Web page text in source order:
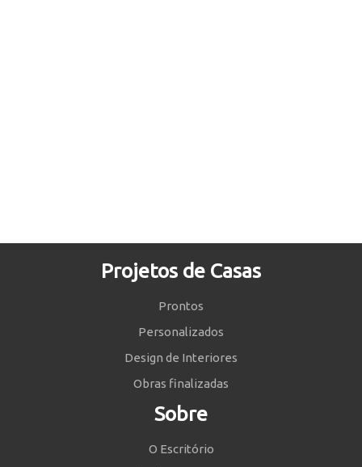
Projetos de Casas
Prontos
Personalizados
Design de Interiores
Obras finalizadas
Sobre
O Escritório